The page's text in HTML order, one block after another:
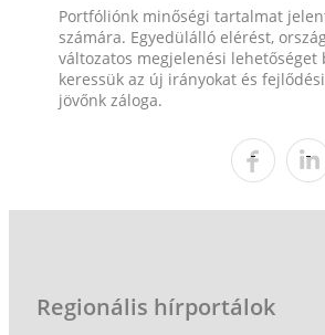
Portfóliónk minőségi tartalmat
számára. Egyedülálló elérést,
változatos megjelenési lehetőséget
keressük az új irányokat és
jövőnk záloga.
Regionális hírportálok